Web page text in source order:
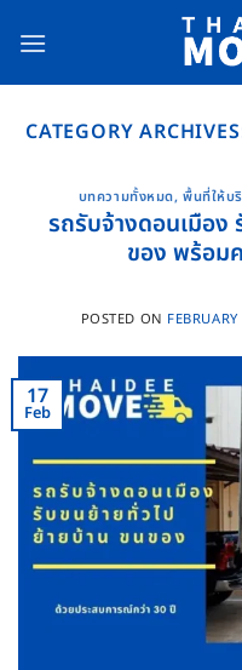
CATEGORY
บทความทั้งหมด,พื้นที่ให้บ
รถรับจ้างดอนเมือง
ของ พร้อม
POSTED ON
17
Feb